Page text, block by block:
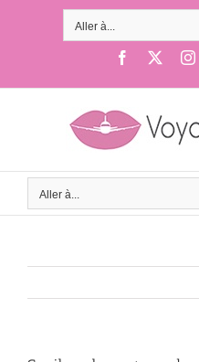
Aller à...
Facebook
Aller à...